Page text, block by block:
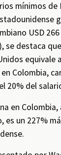
mínimos
USD
se destaca
equivale
Colombia,
20% del
en Colombia,
es un 227%